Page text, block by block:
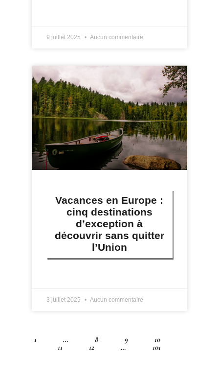
9 juillet 2025 Aucun commentaire
Vacances en Europe :
cinq destinations
d’exception à
découvrir sans quitter
l’Union
3 juillet 2025 Aucun commentaire
1 … 8 9
10
11
12 … 101